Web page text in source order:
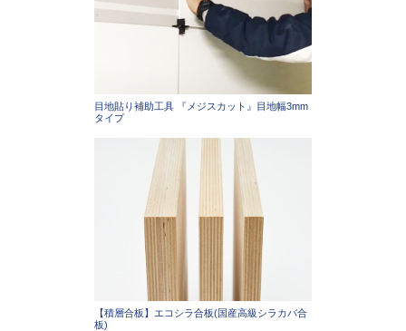
目地貼り補助工具 『メジスカット』目地幅3mm
タイプ
【積層合板】エコシラ合板(国産高級シラカバ合
板)